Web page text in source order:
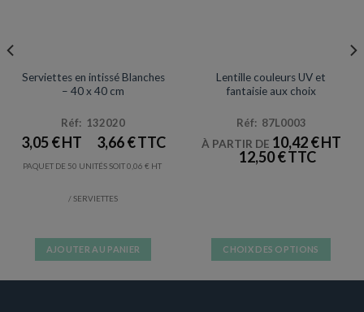
Prix en baisse
Serviettes en intissé Blanches
– 40 x 40 cm
Réf: 132020
3,05€ 3,66€
PAQUET DE 50 UNITÉS SOIT0,06 €
/ SERVIETTES
AJOUTER AU PANIER
Lentille couleurs UV et
fantaisie aux choix
Réf: 87L0003
À PARTIR DE 10,42€
12,50€
CHOIX DES OPTIONS